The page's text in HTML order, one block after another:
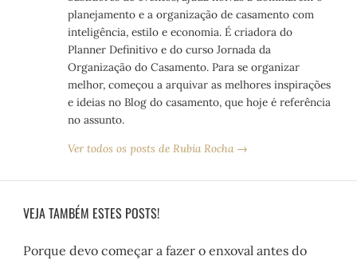
planejamento e a organização de casamento com
inteligência, estilo e economia. É criadora do
Planner Definitivo e do curso Jornada da
Organização do Casamento. Para se organizar
melhor, começou a arquivar as melhores inspirações
e ideias no Blog do casamento, que hoje é referência
no assunto.
Ver todos os posts de Rubia Rocha →
VEJA TAMBÉM ESTES POSTS!
Porque devo começar a fazer o enxoval antes do